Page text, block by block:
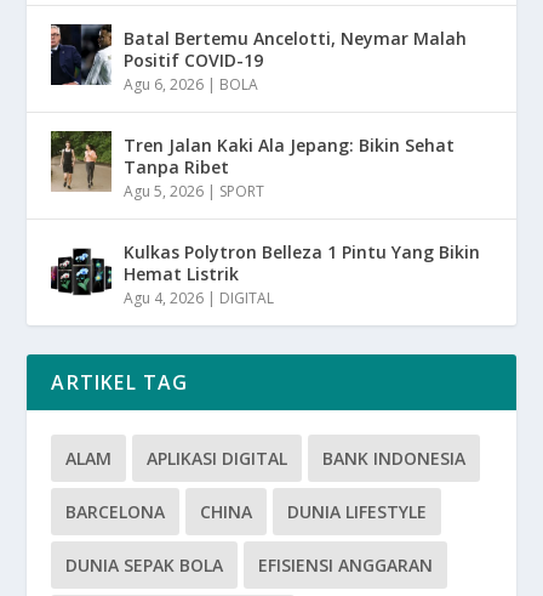
Batal Bertemu Ancelotti, Neymar Malah
Positif COVID-19
Agu 6, 2026 | BOLA
Tren Jalan Kaki Ala Jepang: Bikin Sehat
Tanpa Ribet
Agu 5, 2026 | SPORT
Kulkas Polytron Belleza 1 Pintu Yang Bikin
Hemat Listrik
Agu 4, 2026 | DIGITAL
ARTIKEL TAG
ALAM APLIKASI DIGITAL BANK INDONESIA
BARCELONA CHINA DUNIA LIFESTYLE
DUNIA SEPAK BOLA EFISIENSI ANGGARAN